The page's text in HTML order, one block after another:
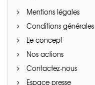
Mentions légales
Conditions
Le concept
Nos actions
Contactez-nous
Espace presse